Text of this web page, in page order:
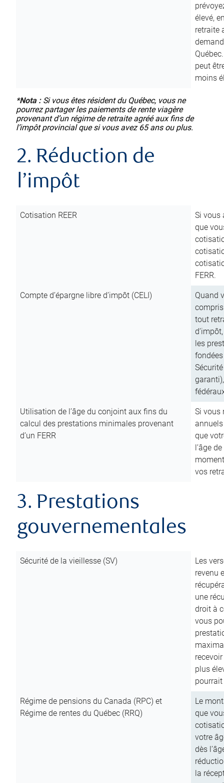
élevé,
retraite
peut
moins
*Nota :Si vous êtes résident du Québec, vous ne
pourrez partager les paiements de rente viagère
provenant d’un régime de retraite agréé aux fins de
l’impôt provincial que si vous avez 65 ans ou plus.
2. Réduction de
l’impôt
Cotisation REER
Si vous
que
FERR.
Compte d’épargne libre d’impôt (CELI)
Quand
tout
les
Utilisation de l’âge du conjoint aux fins du
calcul des prestations minimales provenant
d’un FERR
Si vous
que
l’âge
vos
3. Prestations
gouvernementales
Sécurité de la vieillesse (SV)
Les
revenu
une
droit à
vous
plus
Régime de pensions du Canada (RPC) et
Régime de rentes du Québec (RRQ)
Le
que
votre
dès
la